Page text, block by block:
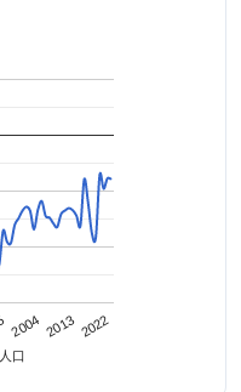
口
2004 2013 2022